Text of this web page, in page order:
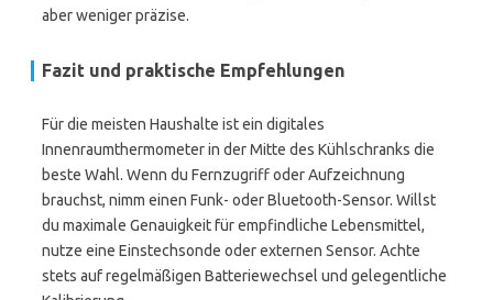
aber weniger präzise.
Fazit und praktische Empfehlungen
Für die meisten Haushalte ist ein digitales
Innenraumthermometer in der Mitte des Kühlschranks die
beste Wahl. Wenn du Fernzugriff oder Aufzeichnung
brauchst, nimm einen Funk- oder Bluetooth-Sensor. Willst
du maximale Genauigkeit für empfindliche Lebensmittel,
nutze eine Einstechsonde oder externen Sensor. Achte
stets auf regelmäßigen Batteriewechsel und gelegentliche